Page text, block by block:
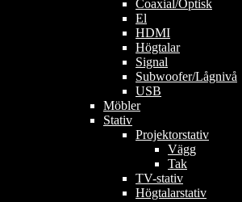
Coaxial/Optisk
El
HDMI
Högtalar
Signal
Subwoofer/Lågnivå
USB
Möbler
Stativ
Projektorstativ
Vägg
Tak
TV-stativ
Högtalarstativ